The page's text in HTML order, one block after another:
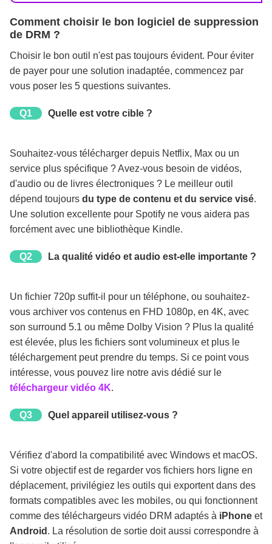
Comment choisir le bon logiciel de suppression
de DRM ?
Choisir le bon outil n'est pas toujours évident. Pour éviter
de payer pour une solution inadaptée, commencez par
vous poser les 5 questions suivantes.
Q1 Quelle est votre cible ?
Souhaitez-vous télécharger depuis Netflix, Max ou un
service plus spécifique ? Avez-vous besoin de vidéos,
d'audio ou de livres électroniques ? Le meilleur outil
dépend toujours du type de contenu et du service visé.
Une solution excellente pour Spotify ne vous aidera pas
forcément avec une bibliothèque Kindle.
Q2 La qualité vidéo et audio est-elle importante ?
Un fichier 720p suffit-il pour un téléphone, ou souhaitez-
vous archiver vos contenus en FHD 1080p, en 4K, avec
son surround 5.1 ou même Dolby Vision ? Plus la qualité
est élevée, plus les fichiers sont volumineux et plus le
téléchargement peut prendre du temps. Si ce point vous
intéresse, vous pouvez lire notre avis dédié sur le
téléchargeur vidéo 4K.
Q3 Quel appareil utilisez-vous ?
Vérifiez d'abord la compatibilité avec Windows et macOS.
Si votre objectif est de regarder vos fichiers hors ligne en
déplacement, privilégiez les outils qui exportent dans des
formats compatibles avec les mobiles, ou qui fonctionnent
comme des téléchargeurs vidéo DRM adaptés à iPhone et
Android . La résolution de sortie doit aussi correspondre à